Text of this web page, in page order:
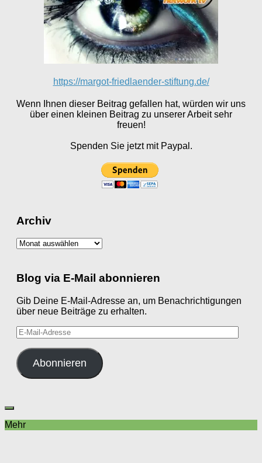
https://margot-friedlaender-stiftung.de/
Wenn Ihnen dieser Beitrag gefallen hat, würden wir uns
über einen kleinen Beitrag zu unserer Arbeit sehr
freuen!
Spenden Sie jetzt mit Paypal.
Archiv
Archiv
Blog via E-Mail abonnieren
Gib Deine E-Mail-Adresse an, um Benachrichtigungen
über neue Beiträge zu erhalten.
E-
Mail-
Adresse
Abonnieren
Mehr